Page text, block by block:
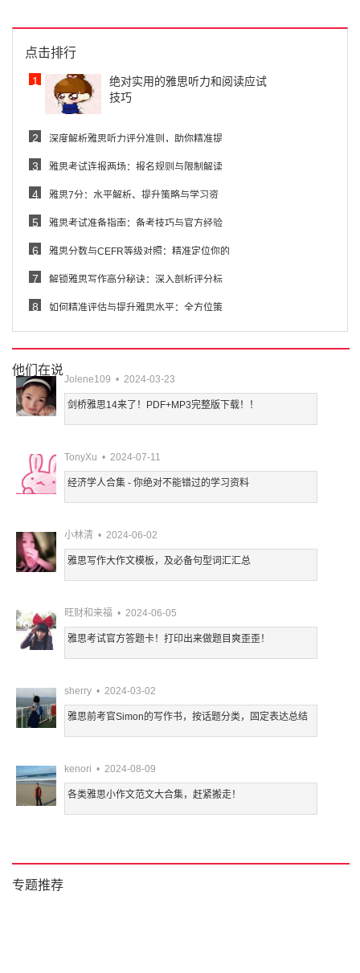
点击排行
1
绝对实用的雅思听力和阅读应试
技巧
2 深度解析雅思听力评分准则，助你精准提
3 雅思考试连报两场：报名规则与限制解读
4 雅思7分：水平解析、提升策略与学习资
5 雅思考试准备指南：备考技巧与官方经验
6 雅思分数与CEFR等级对照：精准定位你的
7 解锁雅思写作高分秘诀：深入剖析评分标
8 如何精准评估与提升雅思水平：全方位策
他们在说
Jolene109 • 2024-03-23
剑桥雅思14来了！PDF+MP3完整版下载！！
TonyXu • 2024-07-11
经济学人合集 - 你绝对不能错过的学习资料
小林清 • 2024-06-02
雅思写作大作文模板，及必备句型词汇汇总
旺财和来福 • 2024-06-05
雅思考试官方答题卡！打印出来做题目爽歪歪！
sherry • 2024-03-02
雅思前考官Simon的写作书，按话题分类，固定表达总结
kenori • 2024-08-09
各类雅思小作文范文大合集，赶紧搬走！
专题推荐